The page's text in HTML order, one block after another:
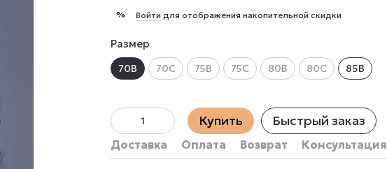
% Войти для отображения накопительной скидки
Размер
70B 70C 75B 75C 80B 80C 85B
Купить Быстрый заказ
Доставка Оплата Возврат Консультация